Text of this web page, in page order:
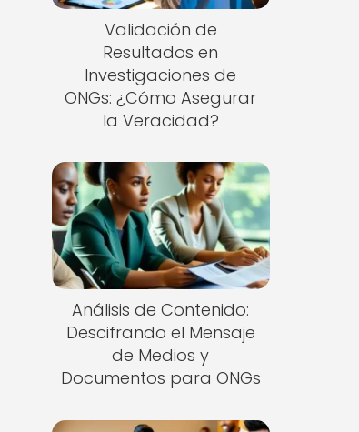
Validación de
Resultados en
Investigaciones de
ONGs: ¿Cómo Asegurar
la Veracidad?
Análisis de Contenido:
Descifrando el Mensaje
de Medios y
Documentos para ONGs